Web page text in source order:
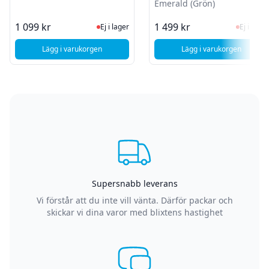
1 099 kr Ej i lager, besök produktsidan för
Ej i lager
Lägg i varukorgen, OnePlus 10T 5G - Batteribyte
Emerald (Grön)
1 499 kr Ej i
Ej i lager
Lägg i varukorgen
, OnePlus 12 -
Supersnabb leverans
Vi förstår att du inte vill vänta. Därför packar och
skickar vi dina varor med blixtens hastighet